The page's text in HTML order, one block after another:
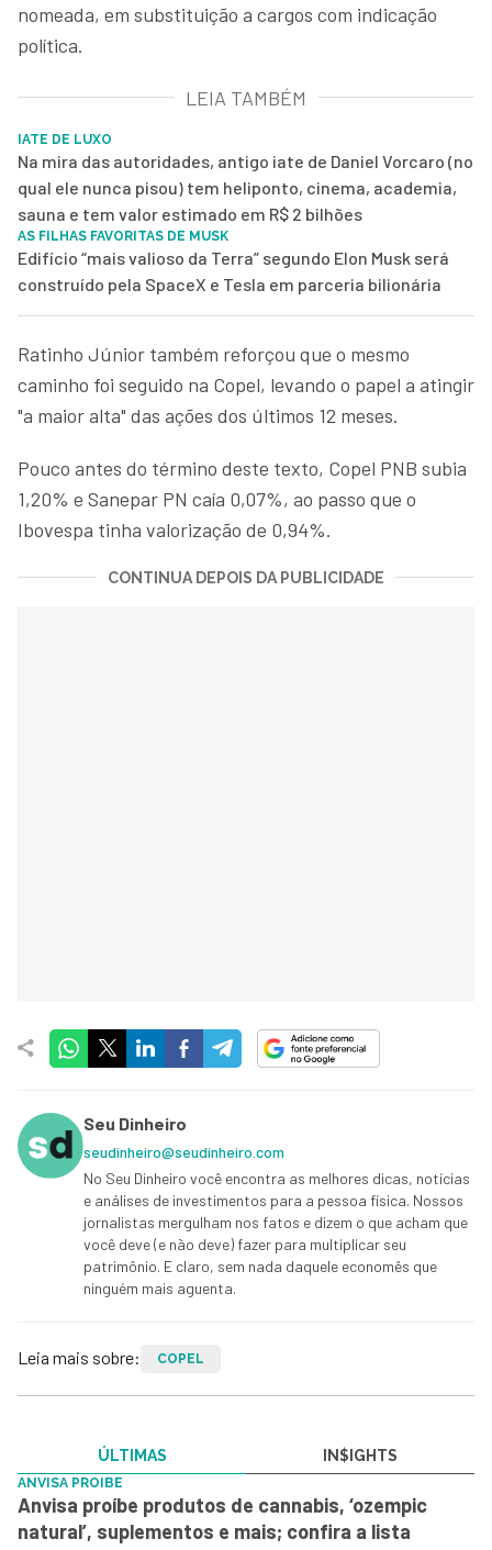
nomeada, em substituição a cargos com indicação
política.
LEIA TAMBÉM
IATE DE LUXO
Na mira das autoridades, antigo iate de Daniel Vorcaro (no
qual ele nunca pisou) tem heliponto, cinema, academia,
sauna e tem valor estimado em R$ 2 bilhões
AS FILHAS FAVORITAS DE MUSK
Edifício “mais valioso da Terra” segundo Elon Musk será
construído pela SpaceX e Tesla em parceria bilionária
Ratinho Júnior também reforçou que o mesmo
caminho foi seguido na Copel, levando o papel a atingir
"a maior alta" das ações dos últimos 12 meses.
Pouco antes do término deste texto, Copel PNB subia
1,20% e Sanepar PN caía 0,07%, ao passo que o
Ibovespa tinha valorização de 0,94%.
CONTINUA DEPOIS DA PUBLICIDADE
Seu Dinheiro
seudinheiro@seudinheiro.com
No Seu Dinheiro você encontra as melhores dicas, notícias
e análises de investimentos para a pessoa física. Nossos
jornalistas mergulham nos fatos e dizem o que acham que
você deve (e não deve) fazer para multiplicar seu
patrimônio. E claro, sem nada daquele economês que
ninguém mais aguenta.
Leia mais sobre: COPEL
ÚLTIMAS IN$IGHTS
ANVISA PROIBE
Anvisa proíbe produtos de cannabis, ‘ozempic
natural’, suplementos e mais; confira a lista